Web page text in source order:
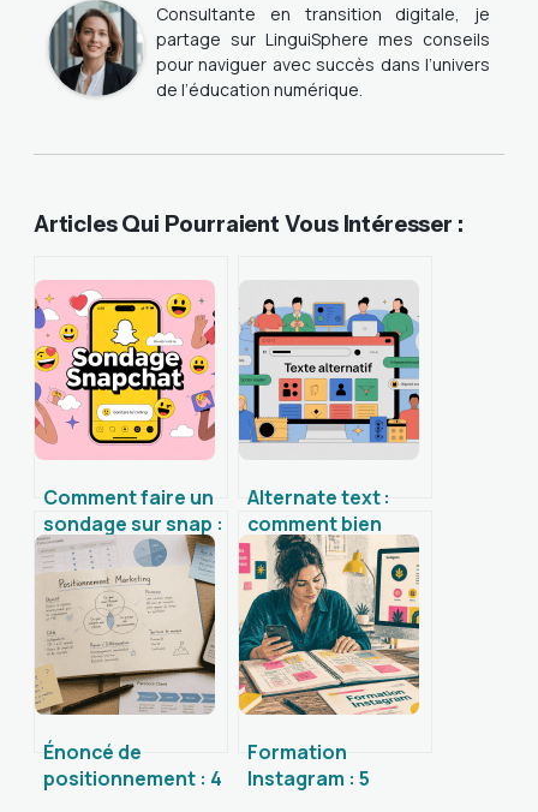
Consultante en transition digitale, je
partage sur LinguiSphere mes conseils
pour naviguer avec succès dans l’univers
de l’éducation numérique.
Articles Qui Pourraient Vous Intéresser :
Comment faire un
sondage sur snap :
guide simple pour
vos stories
Alternate text :
comment bien
l’utiliser pour le
seo et
l’accessibilité
Énoncé de
positionnement : 4
Formation
Instagram : 5